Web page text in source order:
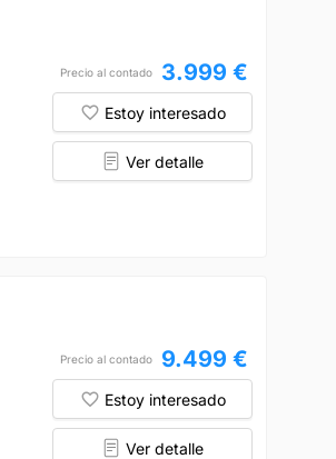
Precio al contado 3.999 €
Estoy interesado
Ver detalle
Precio al contado 9.499 €
Estoy interesado
Ver detalle